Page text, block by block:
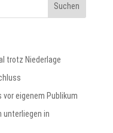
trotz Niederlage
eigenem Publikum
unterliegen in